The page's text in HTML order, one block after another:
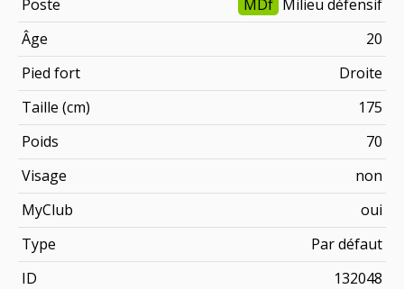
Poste
MDf Milieu défensif
Âge
20
Pied fort
Droite
Taille (cm)
175
Poids
70
Visage
non
MyClub
oui
Type
Par défaut
ID
132048